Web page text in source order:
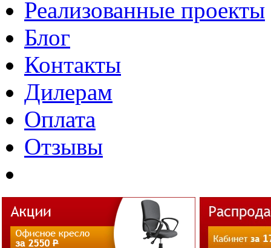
Реализованные проекты
Блог
Контакты
Дилерам
Оплата
Отзывы